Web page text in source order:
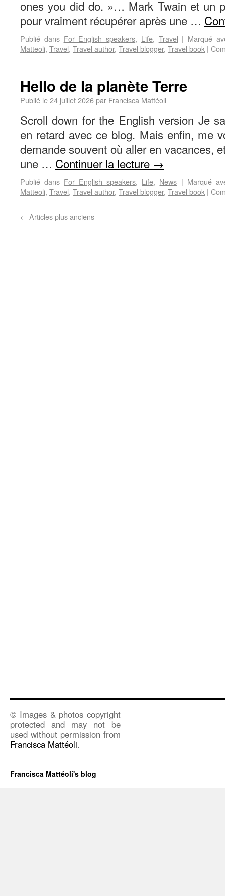
ones you did do. »… Mark Twain et un
pour vraiment récupérer après une …
Publié dans For English speakers, Life, Travel | Marqué
Matteoli, Travel, Travel author, Travel blogger, Travel book |
Hello de la planète Terre
Publié le24 juillet 2026par Francisca Mattéoli
Scroll down for the English version Je
en retard avec ce blog. Mais enfin, me
demande souvent où aller en vacances,
une … Continuer la lecture →
Publié dans For English speakers, Life, News | Marqué
Matteoli, Travel, Travel author, Travel blogger, Travel book |
← Articles plus anciens
© Images & photos copyright
protected and may not be
used without permission from
Francisca Mattéoli.
Francisca Mattéoli's blog